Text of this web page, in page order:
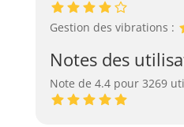
Gestion des vibrations :
Notes des
Note de 4.4 pour 3269